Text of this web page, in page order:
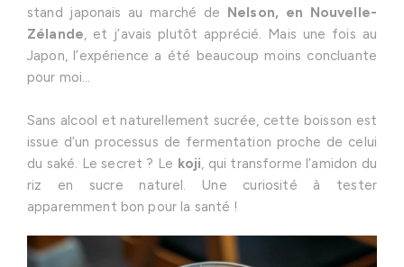
stand japonais au marché de Nelson, en Nouvelle-
Zélande, et j’avais plutôt apprécié. Mais une fois au
Japon, l’expérience a été beaucoup moins concluante
pour moi…
Sans alcool et naturellement sucrée, cette boisson est
issue d’un processus de fermentation proche de celui
du saké. Le secret ? Le koji, qui transforme l’amidon du
riz en sucre naturel. Une curiosité à tester
apparemment bon pour la santé !